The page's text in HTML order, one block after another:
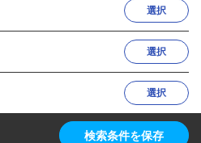
選択
選択
選択
検索条件を保存